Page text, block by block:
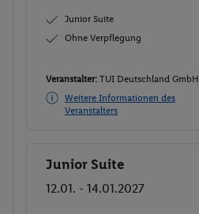
Junior Suite
Ohne Verpflegung
Veranstalter: TUI Deutschland GmbH
Weitere Informationen des
Veranstalters
Buchen
Junior Suite
12.01. - 14.01.2027